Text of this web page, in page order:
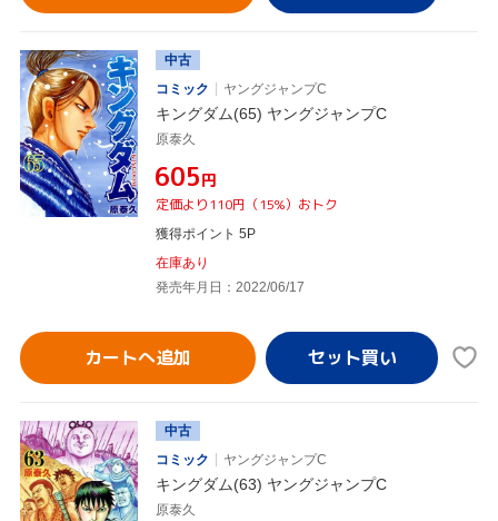
中古
コミック
ヤングジャンプC
キングダム(65) ヤングジャンプC
原泰久
¥605円
定価より110円（15%）おトク
獲得ポイント 5P
在庫あり
発売年月日：2022/06/17
カートへ追加
中古
コミック
ヤングジャンプC
キングダム(63) ヤングジャンプC
原泰久